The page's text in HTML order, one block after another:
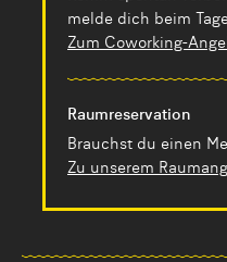
melde dich beim
Zum Coworking-
Raumreservation
Brauchst du einen
Zu unserem